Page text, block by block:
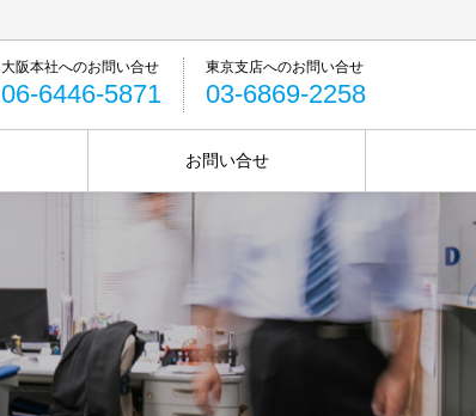
06-6446-5871 03-6869-2258
お問い合せ